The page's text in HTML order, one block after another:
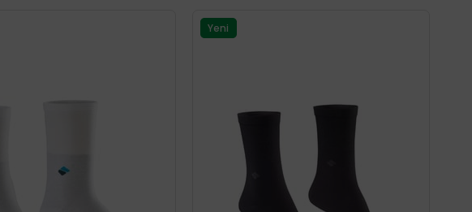
Yeni